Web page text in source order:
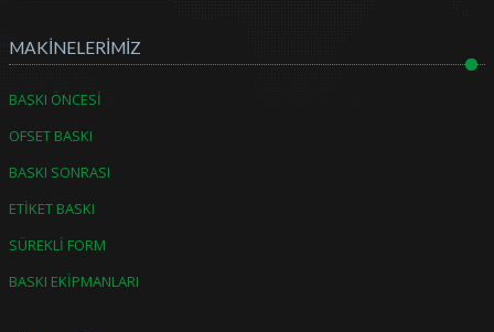
MAKİNELERİMİZ
BASKI ÖNCESİ
OFSET BASKI
BASKI SONRASI
ETİKET BASKI
SÜREKLİ FORM
BASKI EKİPMANLARI